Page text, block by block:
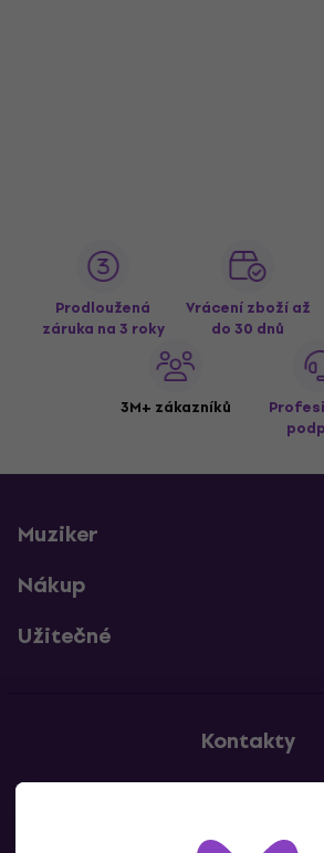
Prodloužená
záruka na 3 roky
Vrácení zboží až
do 30 dnů
3M+ zákazníků
Muziker
Nákup
Užitečné
Kontakty